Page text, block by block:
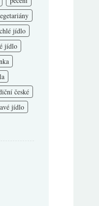
jídlo
jídlo
české
jídlo